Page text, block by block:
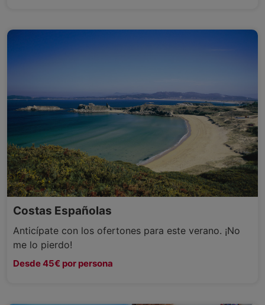
Costas Españolas
Anticípate con los ofertones para este verano. ¡No
me lo pierdo!
Desde 45€ por persona